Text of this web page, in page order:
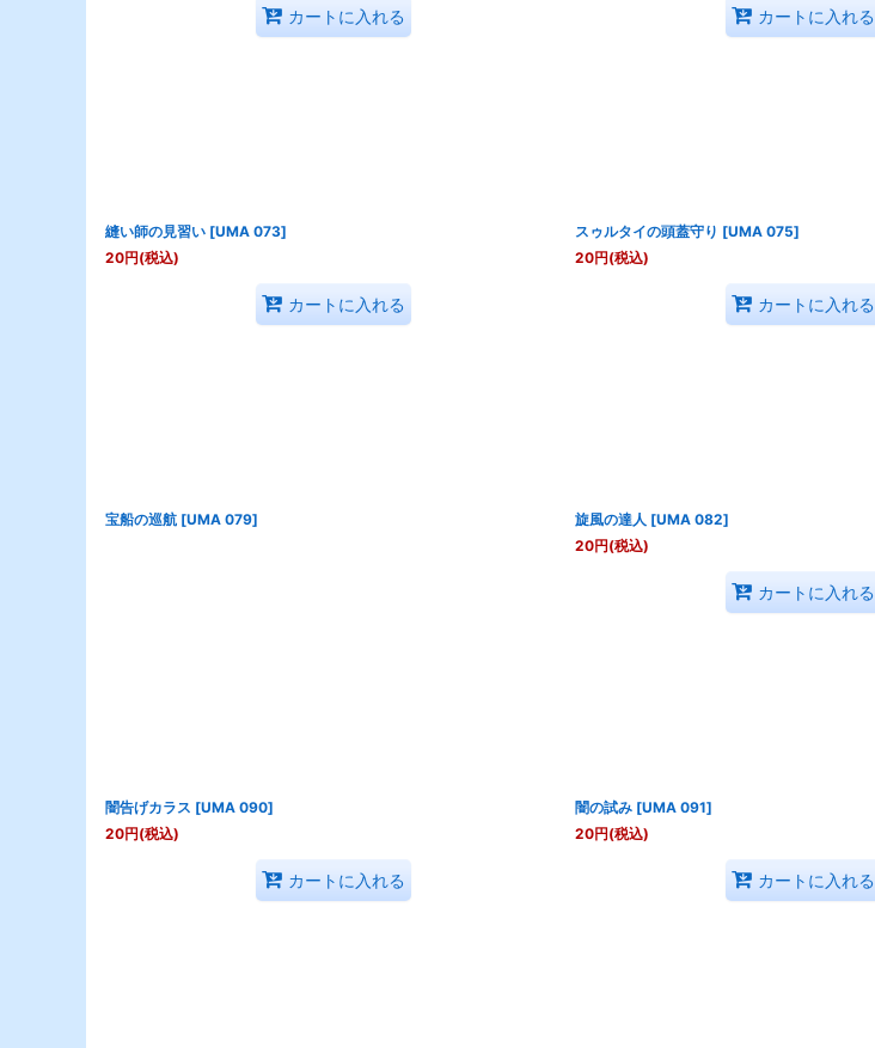
カートに入れる カートに入れる
縫い師の見習い [UMA 073]
20円(税込)
カートに入れる
スゥルタイの頭蓋守り [UMA 075]
20円(税込)
カートに入れる
宝船の巡航 [UMA 079] 旋風の達人 [UMA 082]
20円(税込)
カートに入れる
闇告げカラス [UMA 090]
20円(税込)
カートに入れる
闇の試み [UMA 091]
20円(税込)
カートに入れる